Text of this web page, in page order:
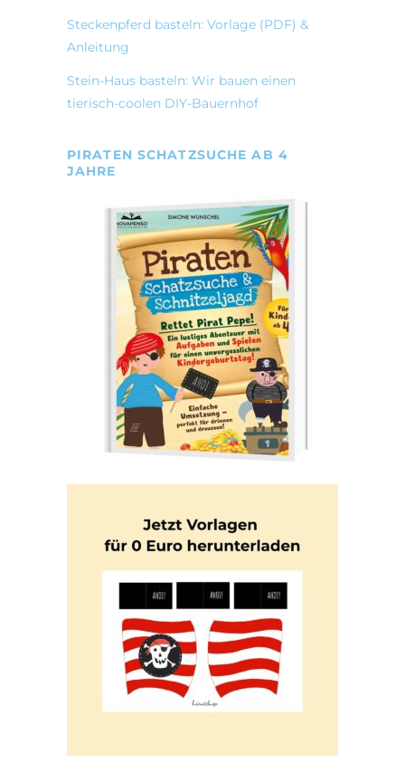
Steckenpferd basteln: Vorlage (PDF) &
Anleitung
Stein-Haus basteln: Wir bauen einen
tierisch-coolen DIY-Bauernhof
PIRATEN SCHATZSUCHE AB 4
JAHRE